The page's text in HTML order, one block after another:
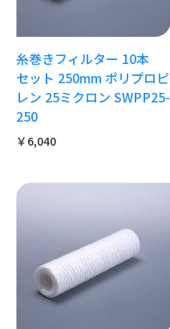
糸巻きフィルター 10本
セット 250mm ポリプロピ
レン 25ミクロン SWPP25-
250
￥6,040